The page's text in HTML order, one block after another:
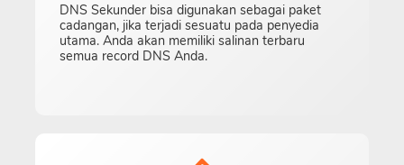
DNS Sekunder bisa digunakan sebagai paket
cadangan, jika terjadi sesuatu pada penyedia
utama. Anda akan memiliki salinan terbaru
semua record DNS Anda.